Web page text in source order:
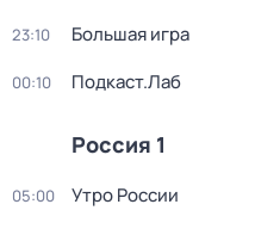
23:10 Большая игра
00:10 Подкаст.Лаб
Россия 1
05:00 Утро России